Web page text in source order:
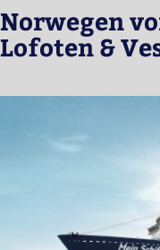
Norwegen
Lofoten &